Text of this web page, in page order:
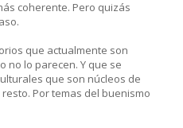
coherente. Pero quizás
que actualmente son
no lo parecen. Y que se
que son núcleos de
Por temas del buenismo